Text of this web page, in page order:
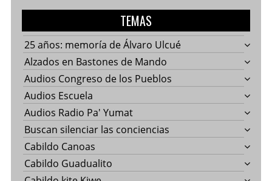
TEMAS
25 años: memoría de Álvaro Ulcué
Alzados en Bastones de Mando
Audios Congreso de los Pueblos
Audios Escuela
Audios Radio Pa' Yumat
Buscan silenciar las conciencias
Cabildo Canoas
Cabildo Guadualito